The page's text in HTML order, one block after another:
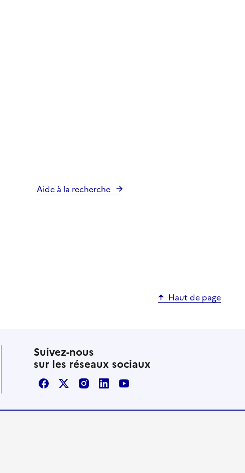
Aide à la recherche
Haut de page
Suivez-nous
sur les réseaux sociaux
FacebookX / TwitterInstagram
LinkedInYoutube